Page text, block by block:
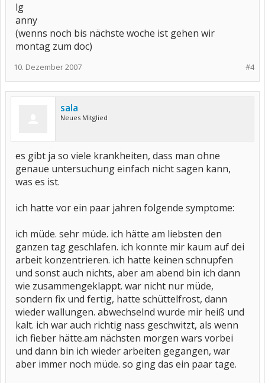
lg
anny
(wenns noch bis nächste woche ist gehen wir
montag zum doc)
#4
10. Dezember 2007
sala
Neues Mitglied
es gibt ja so viele krankheiten, dass man ohne
genaue untersuchung einfach nicht sagen kann,
was es ist.
ich hatte vor ein paar jahren folgende symptome:
ich müde. sehr müde. ich hätte am liebsten den
ganzen tag geschlafen. ich konnte mir kaum auf dei
arbeit konzentrieren. ich hatte keinen schnupfen
und sonst auch nichts, aber am abend bin ich dann
wie zusammengeklappt. war nicht nur müde,
sondern fix und fertig, hatte schüttelfrost, dann
wieder wallungen. abwechselnd wurde mir heiß und
kalt. ich war auch richtig nass geschwitzt, als wenn
ich fieber hätte.am nächsten morgen wars vorbei
und dann bin ich wieder arbeiten gegangen, war
aber immer noch müde. so ging das ein paar tage.